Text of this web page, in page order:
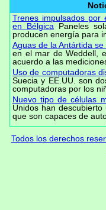
Trenes impulsados por
en Bélgica Paneles
producen energía para
Aguas de la Antártida
en el mar de Weddell,
acuerdo a las
Uso de computadoras
Suecia y EE.UU. son
computadoras por los
Nuevo tipo de células
Unidos han
que son capaces de
Todos los derechos